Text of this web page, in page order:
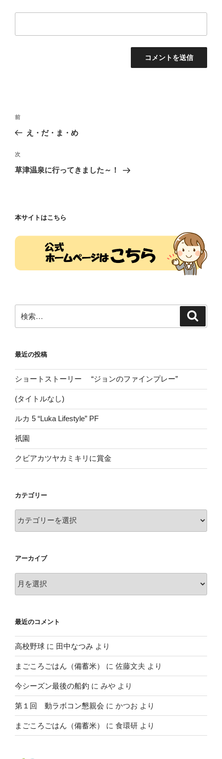
投
ナ
ビ
ゲ
ン
前
の
稿
前
え・だ・ま・め
次
の
次
草津温泉に行ってきました～！
本サイトはこちら
索:
最近の投稿
ショートストーリー “ジョンのファインプレー”
(タイトルなし)
ルカ 5 “Luka Lifestyle” PF
祇園
クビアカツヤカミキリに賞金
カテゴリー
テ
ー
アーカイブ
ー
ブ
最近のコメント
高校野球 に 田中なつみ より
まごころごはん（備蓄米） に 佐藤文夫 より
今シーズン最後の船釣 に みや より
第１回 動ラボコン懇親会 に かつお より
まごころごはん（備蓄米） に 食環研 より